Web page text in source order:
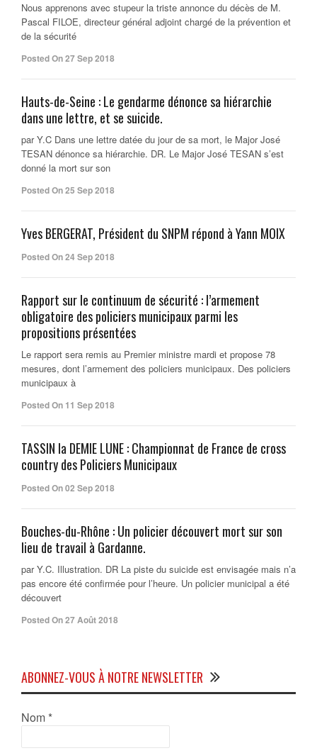
Nous apprenons avec stupeur la triste annonce du décès de M.
Pascal FILOE, directeur général adjoint chargé de la prévention et
de la sécurité
Posted On 27 Sep 2018
Hauts-de-Seine : Le gendarme dénonce sa hiérarchie
dans une lettre, et se suicide.
par Y.C Dans une lettre datée du jour de sa mort, le Major José
TESAN dénonce sa hiérarchie. DR. Le Major José TESAN s’est
donné la mort sur son
Posted On 25 Sep 2018
Yves BERGERAT, Président du SNPM répond à Yann MOIX
Posted On 24 Sep 2018
Rapport sur le continuum de sécurité : l’armement
obligatoire des policiers municipaux parmi les
propositions présentées
Le rapport sera remis au Premier ministre mardi et propose 78
mesures, dont l’armement des policiers municipaux. Des policiers
municipaux à
Posted On 11 Sep 2018
TASSIN la DEMIE LUNE : Championnat de France de cross
country des Policiers Municipaux
Posted On 02 Sep 2018
Bouches-du-Rhône : Un policier découvert mort sur son
lieu de travail à Gardanne.
par Y.C. Illustration. DR La piste du suicide est envisagée mais n’a
pas encore été confirmée pour l’heure. Un policier municipal a été
découvert
Posted On 27 Août 2018
ABONNEZ-VOUS À NOTRE NEWSLETTER
Nom *